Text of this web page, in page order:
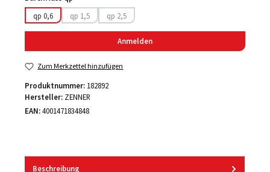
qp 0,6
qp 1,5
(Diese Option ist zurzeit nicht verfügbar.)
qp 2,5
(Diese Option ist zurzeit nicht verfügbar.)
Anmelden
Zum Merkzettel hinzufügen
Produktnummer: 182892
Hersteller: ZENNER
EAN:4001471834848
Beschreibung